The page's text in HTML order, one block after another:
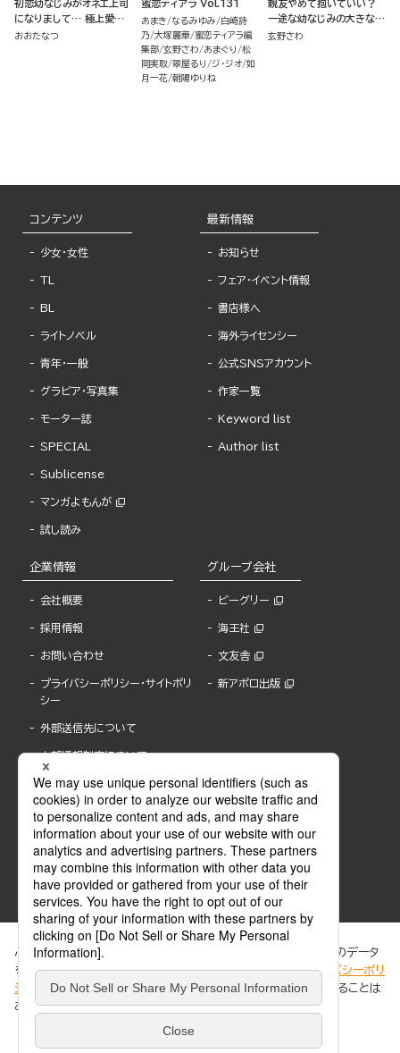
初恋幼なじみがオネエ上司
になりまして… 極上愛撫
で甘く乱される（単話版）
おおたなつ
蜜恋ティアラ Vol.131
あまき なるみゆみ
白崎詩
乃 大塚麗華 蜜恋ティアラ編
集部 玄野さわ あまぐり
松
岡実取 翠屋るり ジ・ジオ 如
月一花 朝陽ゆりね
親友やめて抱いていい？
一途な幼なじみの大きな
××でむさぼられて （1）
玄野さわ
コンテンツ
少女・女性
TL
BL
ライトノベル
青年・一般
グラビア・写真集
モーター誌
SPECIAL
Sublicense
マンガよもんが
試し読み
最新情報
お知らせ
フェア・イベント情報
書店様へ
海外ライセンシー
公式SNSアカウント
作家一覧
Keyword list
Author list
企業情報
会社概要
採用情報
お問い合わせ
プライバシーポリシー・サイトポリ
シー
外部送信先について
内部通報制度について
グループ会社
ビーグリー
海王社
文友舎
新アポロ出版
ABJマークは、この電子書店・電子書籍配信サービスが、著作権者からコンテンツ使用許諾を
得た正規版配信サービスであることを示す登録商標(登録番号 第6091713号)です。
ABJマークの詳細、ABJマークを掲示しているサービスの一覧はこちら。
ぶんか社が運営するサイトでは、利便性向上のためにCookie等のデータ
を使用しています。 当社のCookieについての詳細は、「プライバシーポリ
シー
」をご覧ください。当サイトでは、訪問者の個人情報を追跡することは
ありません。